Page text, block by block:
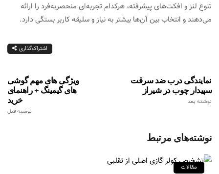
تنوع لنز و افکت‌های پیشرفته، هرکدام تجربه‌ای منحصربه‌فرد را ارائه
می‌دهند و انتخاب بین آن‌ها بیشتر به نیاز و سلیقه کاربر بستگی دارد.
اشتراک‌گذاری
ویژگی‌ های مهم گوشی‌
های گیمینگ + راهنمای
خرید
نوشته قبل
نمایندگی درب ضد سرقت
سپیدار چوب در شیراز
نوشته بعد
نوشته‌های مرتبط
مقالات